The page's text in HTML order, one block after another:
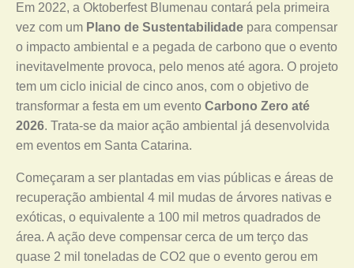
Em 2022, a Oktoberfest Blumenau contará pela primeira
vez com um Plano de Sustentabilidade para compensar
o impacto ambiental e a pegada de carbono que o evento
inevitavelmente provoca, pelo menos até agora. O projeto
tem um ciclo inicial de cinco anos, com o objetivo de
transformar a festa em um evento Carbono Zero até
2026. Trata-se da maior ação ambiental já desenvolvida
em eventos em Santa Catarina.
Começaram a ser plantadas em vias públicas e áreas de
recuperação ambiental 4 mil mudas de árvores nativas e
exóticas, o equivalente a 100 mil metros quadrados de
área. A ação deve compensar cerca de um terço das
quase 2 mil toneladas de CO2 que o evento gerou em